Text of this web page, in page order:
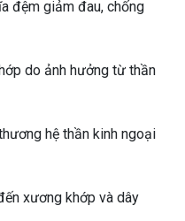
đệm giảm đau, chống
do ảnh hưởng từ thần
hệ thần kinh ngoại
xương khớp và dây